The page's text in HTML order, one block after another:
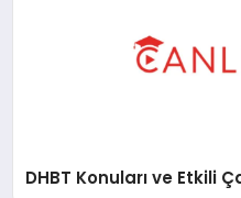
DHBT Konuları ve Etkili